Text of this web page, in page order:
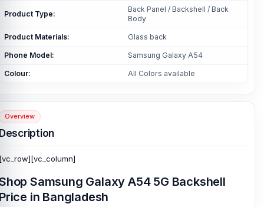
Product Type:
Back Panel / Backshell / Back
Body
Product Materials: Glass back
Phone Model: Samsung Galaxy A54
Colour: All Colors available
Overview
Samsung Galaxy A54 5G Backshell
in Bangladesh